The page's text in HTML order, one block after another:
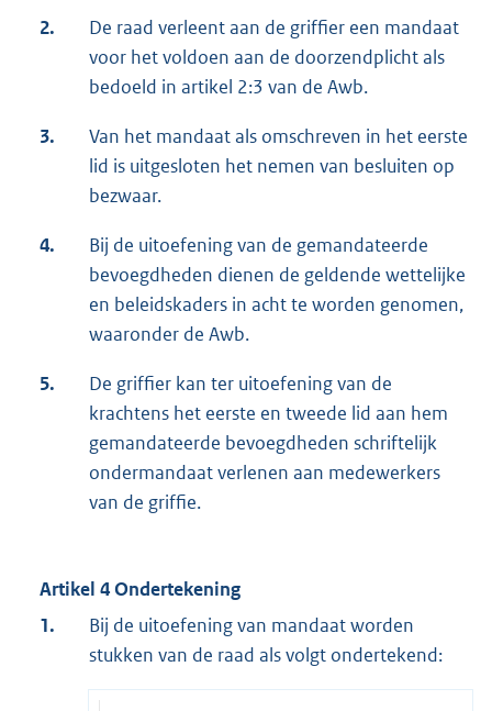
2.
De raad verleent aan de griffier een mandaat
voor het voldoen aan de doorzendplicht als
bedoeld in artikel 2:3 van de Awb.
3.
Van het mandaat als omschreven in het eerste
lid is uitgesloten het nemen van besluiten op
bezwaar.
4.
Bij de uitoefening van de gemandateerde
bevoegdheden dienen de geldende wettelijke
en beleidskaders in acht te worden genomen,
waaronder de Awb.
5.
De griffier kan ter uitoefening van de
krachtens het eerste en tweede lid aan hem
gemandateerde bevoegdheden schriftelijk
ondermandaat verlenen aan medewerkers
van de griffie.
Artikel 4 Ondertekening
1.
Bij de uitoefening van mandaat worden
stukken van de raad als volgt ondertekend: